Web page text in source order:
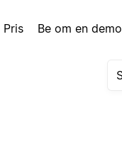
Pris Be om en demo